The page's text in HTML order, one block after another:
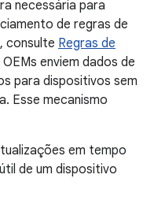
necessária para
de regras de
consulte Regras de
enviem dados de
para dispositivos sem
Esse mecanismo
em tempo
de um dispositivo